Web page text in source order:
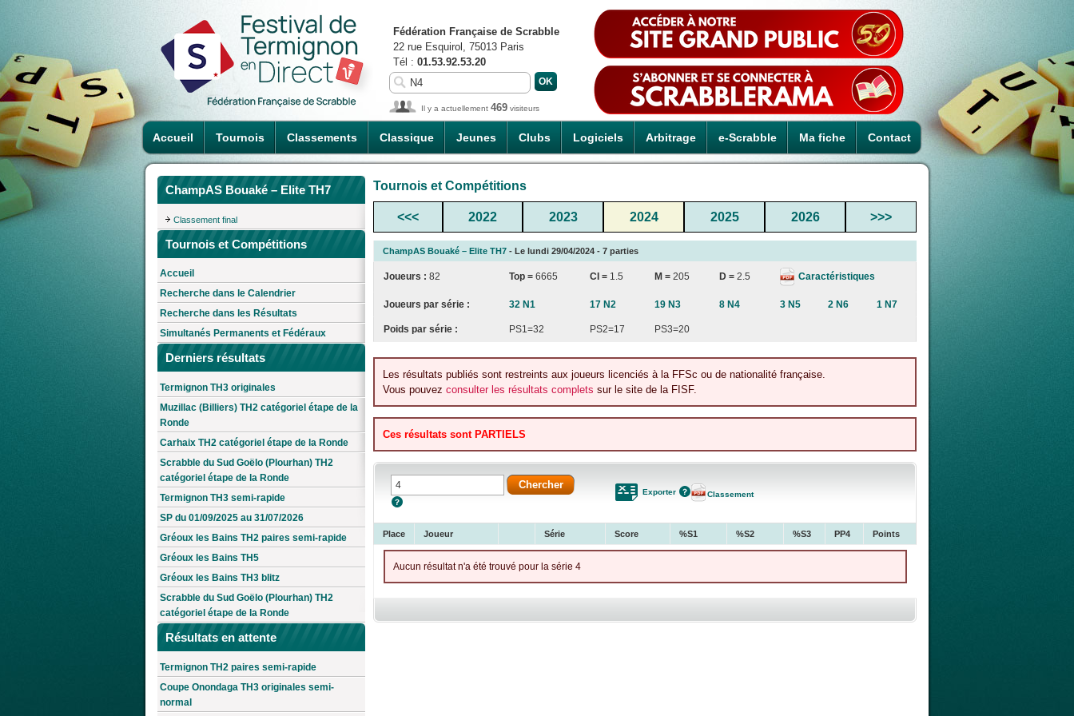
Accueil Tournois Classements Classique Jeunes Clubs Logiciels Arbitrage e-Scrabble Ma fiche Contact
Fédération Française de Scrabble
22 rue Esquirol, 75013 Paris
Tél : 01.53.92.53.20
Il y a actuellement 469 visiteurs
ChampAS Bouaké – Elite TH7
Classement final
Tournois et Compétitions
Accueil
Recherche dans le Calendrier
Recherche dans les Résultats
Simultanés Permanents et Fédéraux
Derniers résultats
Termignon TH3 originales
Muzillac (Billiers) TH2 catégoriel étape de la
Ronde
Carhaix TH2 catégoriel étape de la Ronde
Scrabble du Sud Goëlo (Plourhan) TH2
catégoriel étape de la Ronde
Termignon TH3 semi-rapide
SP du 01/09/2025 au 31/07/2026
Gréoux les Bains TH2 paires semi-rapide
Gréoux les Bains TH5
Gréoux les Bains TH3 blitz
Scrabble du Sud Goëlo (Plourhan) TH2
catégoriel étape de la Ronde
Résultats en attente
Termignon TH2 paires semi-rapide
Coupe Onondaga TH3 originales semi-
normal
Tournois et Compétitions
<<< 2022 2023 2024 2025 2026 >>>
ChampAS Bouaké – Elite TH7 - Le lundi 29/04/2024 - 7 parties
Joueurs : 82 Top = 6665 CI = 1.5 M = 205 D = 2.5 Caractéristiques
Joueurs par série : 32 N1 17 N2 19 N3 8 N4 3 N5 2 N6 1 N7
Poids par série : PS1=32 PS2=17 PS3=20
Les résultats publiés sont restreints aux joueurs licenciés à la FFSc ou de nationalité française.
Vous pouvez consulter les résultats complets sur le site de la FISF.
Ces résultats sont PARTIELS
Exporter Classement
Place Joueur Série Score %S1 %S2 %S3 PP4 Points
Aucun résultat n'a été trouvé pour la série 4